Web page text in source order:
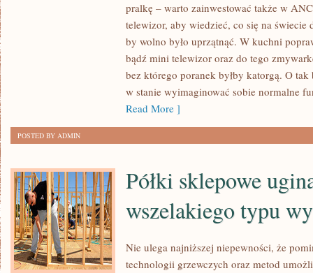
GOSPODARSTWA
DOMOWEGO,
BEZ
W
DOMU
pralkę – warto zainwestować także w
telewizor, aby wiedzieć, co się na
by wolno było uprzątnąć. W kuchni
bądź mini telewizor oraz do tego
bez którego poranek byłby katorgą. O tak
w stanie wyimaginować sobie normalne
Read More ]
POSTED BY ADMIN
Półki sklepowe
wszelakiego typu
Nie ulega najniższej niepewności, że
technologii grzewczych oraz metod